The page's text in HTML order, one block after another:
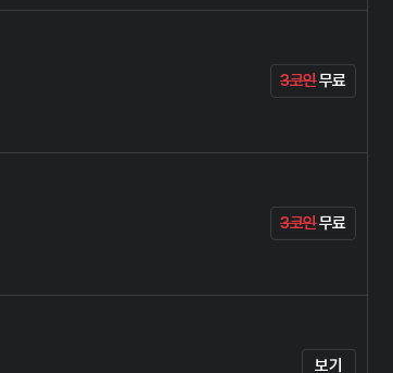
3코인무료
3코인무료
보기